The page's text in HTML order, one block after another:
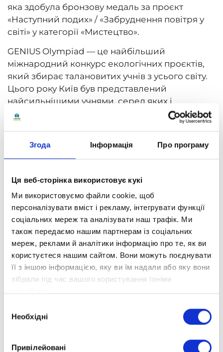
Згода Інформація Про програму
Ця веб-сторінка використовує кукі
Ми використовуємо файли cookie, щоб
персоналізувати вміст і рекламу, інтегрувати функції
соціальних мереж та аналізувати наш трафік. Ми
також передаємо нашим партнерам із соціальних
мереж, реклами й аналітики інформацію про те, як ви
користуєтеся нашим сайтом. Вони можуть поєднувати
її з іншою інформацією, яку ви їм надали або яку вони
зібрали під час вашого користування їхніми
згоди
Необхідні
Привілейовані
яка здобула бронзову медаль за проєкт
«Наступний подих» / «Забруднення повітря у
світі» у категорії «Мистецтво».
GENIUS Olympiad — це найбільший
міжнародний конкурс екологічних проєктів,
який збирає талановитих учнів з усього світу.
Цього року Київ був представлений
найсильнішими учнями, серед яких і
ОПТИМістка Каміла Шага. Її проєкт про
забруднення повітря вразив журі своєю
їй заслужену бронзову медаль.
всі умови для розвитку та підтримки
талановитих дітей. Завдяки нашим сучасним
програмам та індивідуальному підходу учні
можуть здобувати високоякісну освіту
незалежно від місця проживання. Каміла
Шага є яскравим прикладом того, як наші учні
досягають великих успіхів на міжнародній
арені.
гнучкий графік навчання, що дозволяє
поєднувати освіту з іншими заняттями;
індивідуальний підхід до кожного учня;